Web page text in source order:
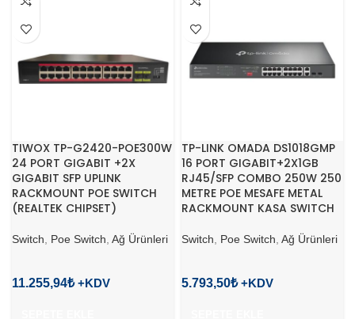
TIWOX TP-G2420-POE300W
24 PORT GIGABIT +2X
GIGABIT SFP UPLINK
RACKMOUNT POE SWITCH
(REALTEK CHIPSET)
Switch Poe Switch Ağ Ürünleri
11.255,94₺
TP-LINK OMADA DS1018GMP
16 PORT GIGABIT+2X1GB
RJ45/SFP COMBO 250W 250
METRE POE MESAFE METAL
RACKMOUNT KASA SWITCH
Switch Poe Switch Ağ Ürünleri
5.793,50₺